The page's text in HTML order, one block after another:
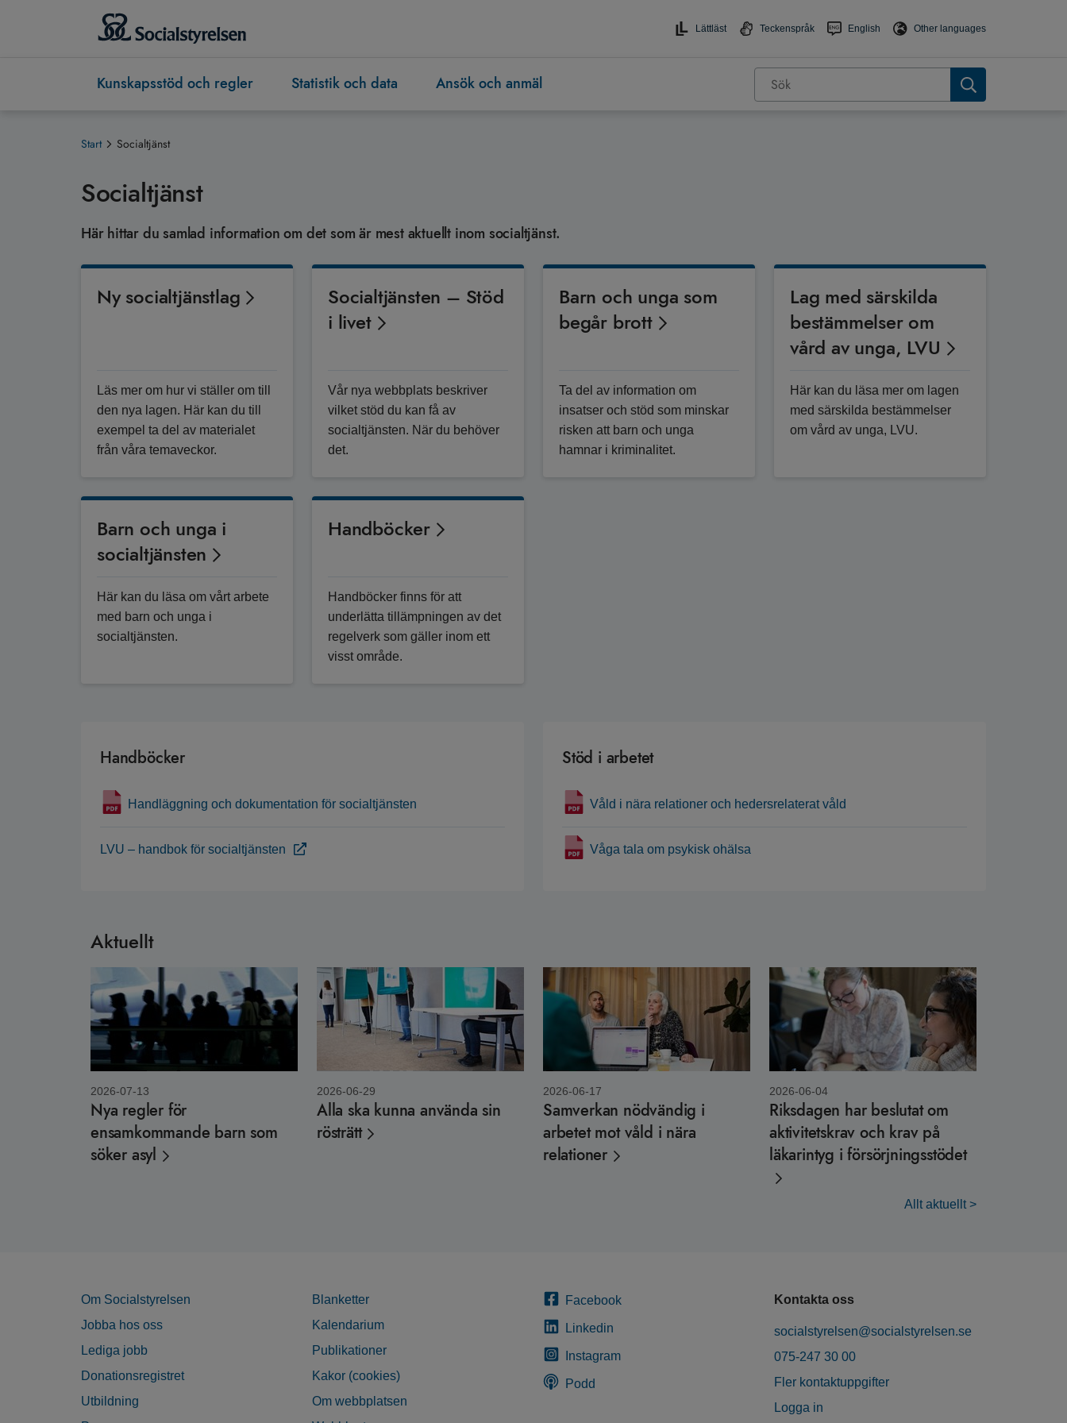
Lättläst Teckenspråk English Other languages
Kunskapsstöd och regler Statistik och data Ansök och anmäl
Start Socialtjänst
Socialtjänst
Här hittar du samlad information om det som är mest aktuellt inom socialtjänst.
Ny socialtjänstlag
Läs mer om hur vi ställer om till
den nya lagen. Här kan du till
exempel ta del av materialet
från våra temaveckor.
Socialtjänsten – Stöd
i livet
Vår nya webbplats beskriver
vilket stöd du kan få av
socialtjänsten. När du behöver
det.
Barn och unga som
begår brott
Ta del av information om
insatser och stöd som minskar
risken att barn och unga
hamnar i kriminalitet.
Lag med särskilda
bestämmelser om
vård av unga, LVU
Här kan du läsa mer om lagen
med särskilda bestämmelser
om vård av unga, LVU.
Barn och unga i
socialtjänsten
Här kan du läsa om vårt arbete
med barn och unga i
socialtjänsten.
Handböcker
Handböcker finns för att
underlätta tillämpningen av det
regelverk som gäller inom ett
visst område.
Handböcker
Handläggning och dokumentation för socialtjänsten
LVU – handbok för socialtjänsten
Stöd i arbetet
Våld i nära relationer och hedersrelaterat våld
Våga tala om psykisk ohälsa
Aktuellt
2026-07-13
Nya regler för
ensamkommande barn som
söker asyl
2026-06-29
Alla ska kunna använda sin
rösträtt
2026-06-17
Samverkan nödvändig i
arbetet mot våld i nära
relationer
2026-06-04
Riksdagen har beslutat om
aktivitetskrav och krav på
läkarintyg i försörjningsstödet
Allt aktuellt >
Om Socialstyrelsen
Jobba hos oss
Lediga jobb
Donationsregistret
Utbildning
Blanketter
Kalendarium
Publikationer
Kakor (cookies)
Om webbplatsen
Facebook
Linkedin
Instagram
Podd
Kontakta oss
socialstyrelsen@socialstyrelsen.se
075-247 30 00
Fler kontaktuppgifter
Logga in